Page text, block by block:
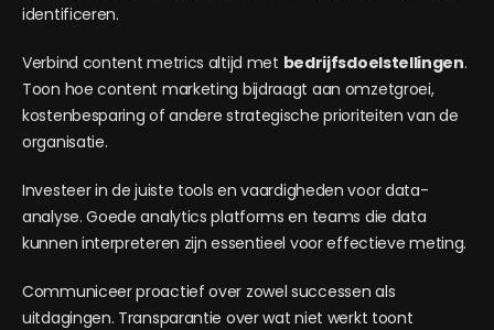
identificeren.
Verbind content metrics altijd met bedrijfsdoelstellingen.
Toon hoe content marketing bijdraagt aan omzetgroei,
kostenbesparing of andere strategische prioriteiten van de
organisatie.
Investeer in de juiste tools en vaardigheden voor data-
analyse. Goede analytics platforms en teams die data
kunnen interpreteren zijn essentieel voor effectieve meting.
Communiceer proactief over zowel successen als
uitdagingen. Transparantie over wat niet werkt toont